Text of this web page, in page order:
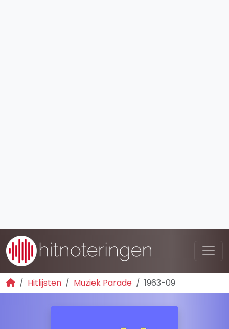
Hitlijsten Muziek Parade 1963-09